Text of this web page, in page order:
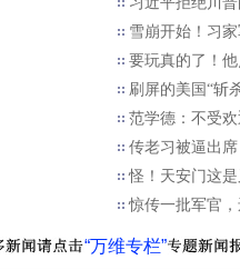
雪崩开始！习
要玩真的了！
刷屏的美国“斩
范学德：不受
传老习被逼出
怪！天安门这
惊传一批军官
“万维专栏”